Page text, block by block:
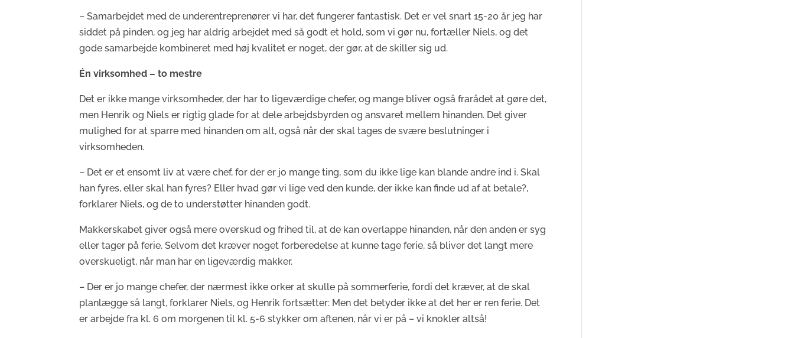
– Samarbejdet med de underentreprenører vi har, det fungerer fantastisk. Det er vel snart 15-20 år jeg har
siddet på pinden, og jeg har aldrig arbejdet med så godt et hold, som vi gør nu, fortæller Niels, og det
gode samarbejde kombineret med høj kvalitet er noget, der gør, at de skiller sig ud.
Én virksomhed – to mestre
Det er ikke mange virksomheder, der har to ligeværdige chefer, og mange bliver også frarådet at gøre det,
men Henrik og Niels er rigtig glade for at dele arbejdsbyrden og ansvaret mellem hinanden. Det giver
mulighed for at sparre med hinanden om alt, også når der skal tages de svære beslutninger i
virksomheden.
– Det er et ensomt liv at være chef, for der er jo mange ting, som du ikke lige kan blande andre ind i. Skal
han fyres, eller skal han fyres? Eller hvad gør vi lige ved den kunde, der ikke kan finde ud af at betale?,
forklarer Niels, og de to understøtter hinanden godt.
Makkerskabet giver også mere overskud og frihed til, at de kan overlappe hinanden, når den anden er syg
eller tager på ferie. Selvom det kræver noget forberedelse at kunne tage ferie, så bliver det langt mere
overskueligt, når man har en ligeværdig makker.
– Der er jo mange chefer, der nærmest ikke orker at skulle på sommerferie, fordi det kræver, at de skal
planlægge så langt, forklarer Niels, og Henrik fortsætter: Men det betyder ikke at det her er ren ferie. Det
er arbejde fra kl. 6 om morgenen til kl. 5-6 stykker om aftenen, når vi er på – vi knokler altså!